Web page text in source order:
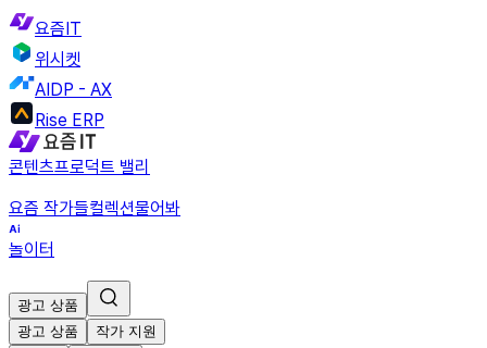
요즘IT
위시켓
AIDP - AX
Rise ERP
콘텐츠프로덕트 밸리
요즘 작가들컬렉션물어봐
놀이터
광고 상품
광고 상품
작가 지원